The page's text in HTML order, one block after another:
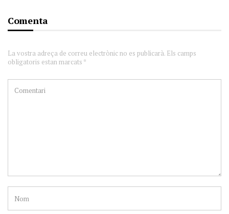
Comenta
La vostra adreça de correu electrònic no es publicarà. Els camps
obligatoris estan marcats *